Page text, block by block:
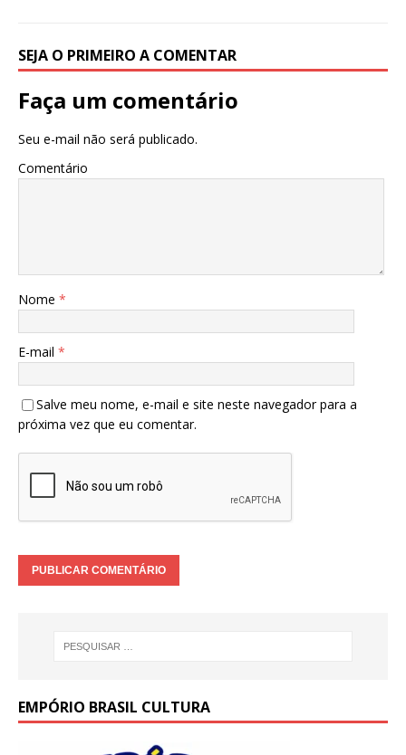
SEJA O PRIMEIRO A COMENTAR
Faça um comentário
Seu e-mail não será publicado.
Comentário
Nome *
E-mail *
Salve meu nome, e-mail e site neste navegador para a
próxima vez que eu comentar.
EMPÓRIO BRASIL CULTURA